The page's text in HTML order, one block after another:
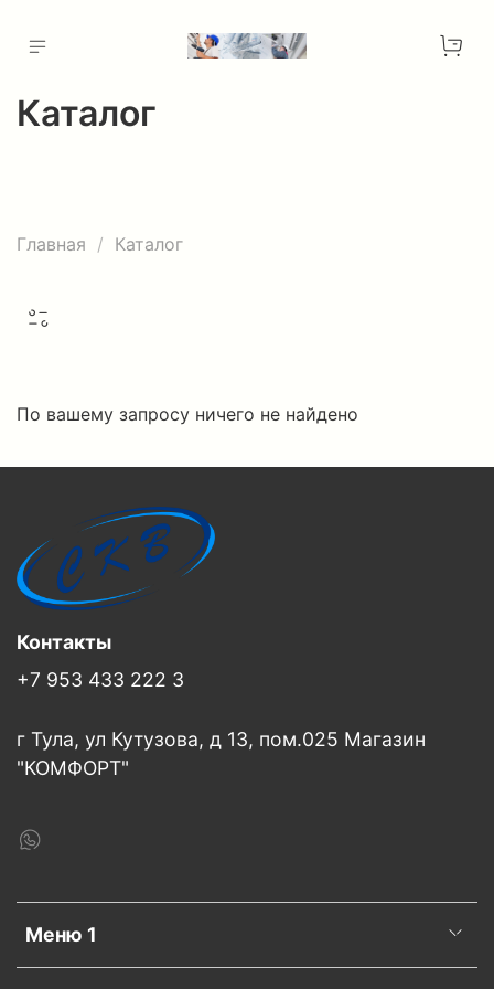
Каталог
Главная Каталог
По вашему запросу ничего не найдено
Меню 1
Контакты
+7 953 433 222 3
г Тула, ул Кутузова, д 13, пом.025 Магазин
"КОМФОРТ"